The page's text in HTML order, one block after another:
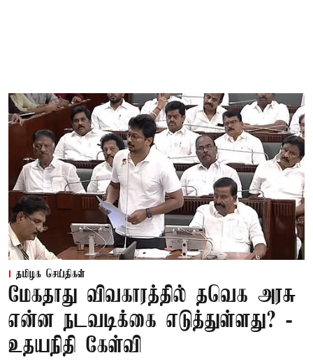
தமிழக செய்திகள்
மேகதாது விவகாரத்தில் தவெக அரசு
என்ன நடவடிக்கை எடுத்துள்ளது? -
உதயநிதி கேள்வி